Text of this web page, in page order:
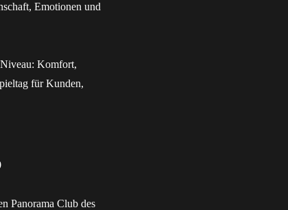
Emotionen und
Komfort,
für Kunden,
Panorama Club des